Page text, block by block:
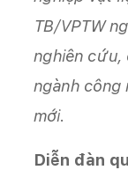
TB/VPTW
nghiên cứu,
ngành công
mới.
Diễn đàn